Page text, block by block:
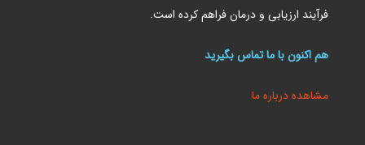
فرآیند ارزیابی و درمان فراهم کرده است.
هم اکنون با ما تماس بگیرید
مشاهده درباره ما